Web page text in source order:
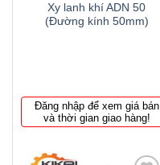
Xy lanh khí ADN 50
(Đường kính 50mm)
Đăng nhập để xem giá bán
và thời gian giao hàng!